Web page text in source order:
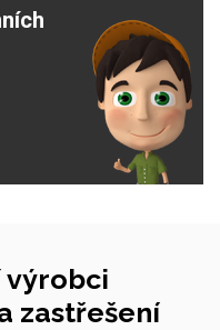
výrobci
zastřešení